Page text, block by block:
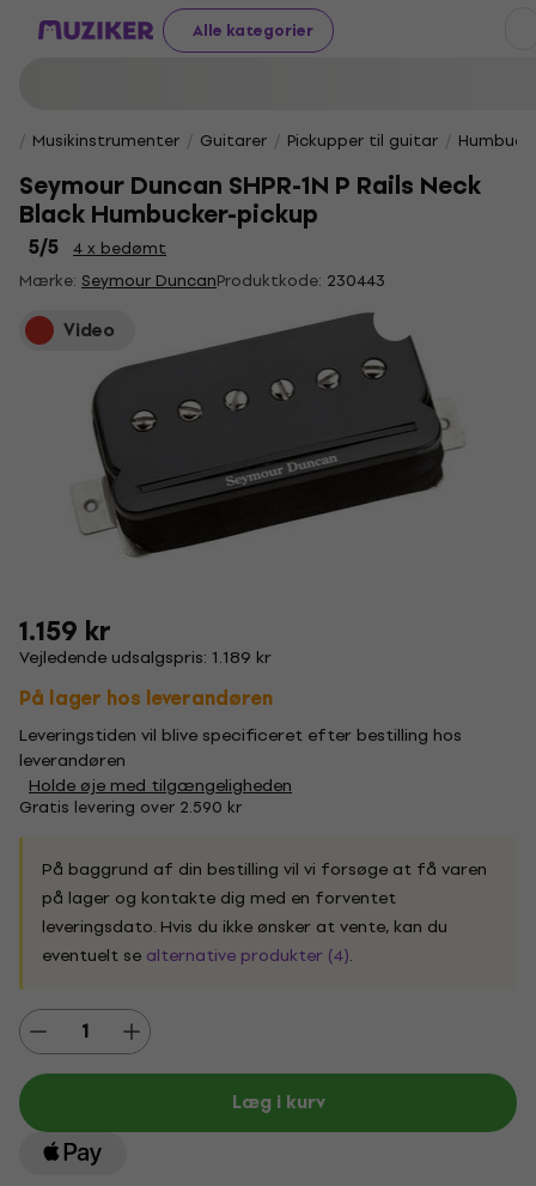
Alle kategorier
Musikinstrumenter Guitarer Pickupper til guitar
Seymour Duncan SHPR-1N P Rails Neck
Black Humbucker-pickup
5/5 4 x bedømt
Mærke: Seymour DuncanProduktkode: 230443
Video
1.159 kr
Vejledende udsalgspris: 1.189 kr
På lager hos leverandøren
Leveringstiden vil blive specificeret efter bestilling hos
leverandøren
Holde øje med tilgængeligheden
Gratis levering over 2.590 kr
På baggrund af din bestilling vil vi forsøge at få varen
på lager og kontakte dig med en forventet
leveringsdato. Hvis du ikke ønsker at vente, kan du
eventuelt se alternative produkter (4).
Læg i kurv